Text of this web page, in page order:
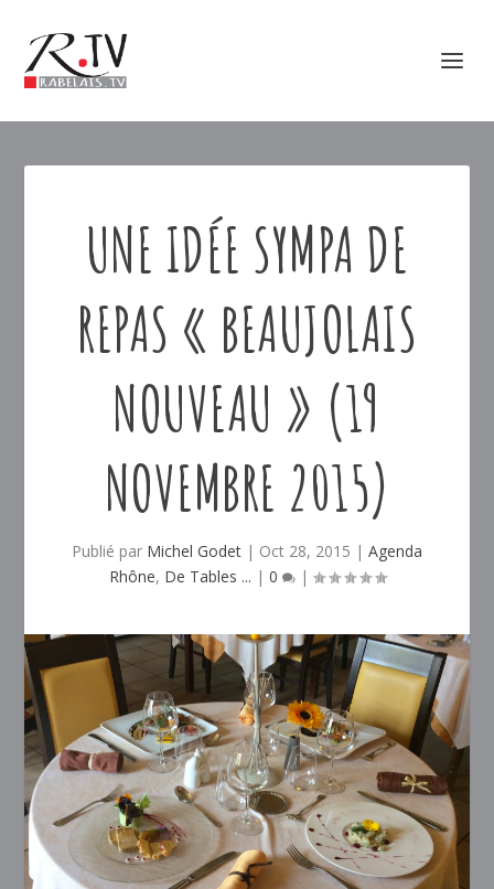
UNE IDÉE SYMPA DE
REPAS « BEAUJOLAIS
NOUVEAU » (19
NOVEMBRE 2015)
Publié par Michel Godet | Oct 28, 2015 | Agenda
Rhône, De Tables ... | 0 |